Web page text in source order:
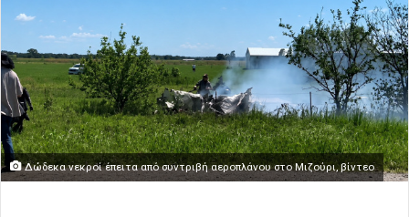
Δώδεκα νεκροί έπειτα από συντριβή αεροπλάνου στο Μιζούρι, βίντεο